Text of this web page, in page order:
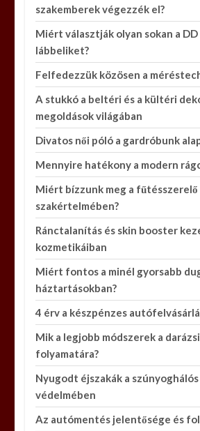
szakemberek végezzék el?
Miért választják olyan sokan a DD
lábbeliket?
Felfedezzük közösen a
A stukkó a beltéri és a kültéri
megoldások világában
Divatos női póló a gardróbunk
Mennyire hatékony a modern
Miért bízzunk meg a fűtésszerelő
szakértelmében?
Ránctalanítás és skin booster
kozmetikáiban
Miért fontos a minél gyorsabb
háztartásokban?
4 érv a készpénzes
Mik a legjobb módszerek a
folyamatára?
Nyugodt éjszakák a
védelmében
Az autómentés jelentősége és